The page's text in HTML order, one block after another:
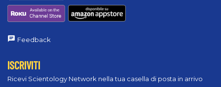
Feedback
ISCRIVITI
Ricevi Scientology Network nella tua casella di posta in arrivo